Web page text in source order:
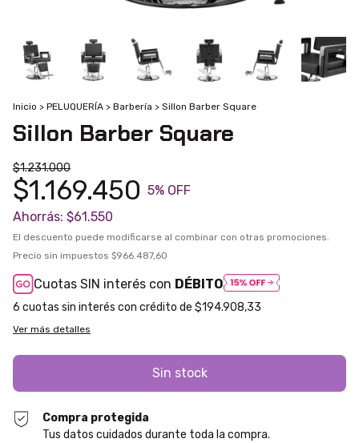
Inicio > PELUQUERÍA > Barbería > Sillon Barber Square
Sillon Barber Square
$1.231.000
$1.169.450 5% OFF
Ahorrás: $61.550
El descuento puede modificarse al combinar con otras promociones.
Precio sin impuestos $966.487,60
Cuotas SIN interés con DÉBITO
6 $194.908,33
Ver más detalles
Compra protegida
Tus datos cuidados durante toda la compra.